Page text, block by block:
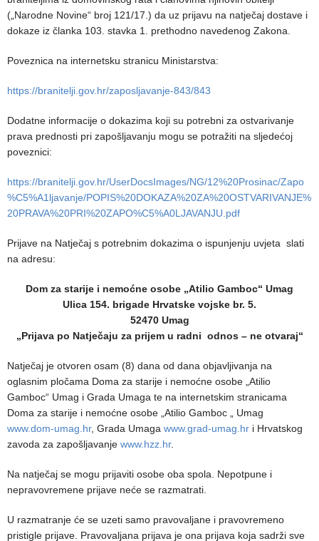
(„Narodne Novine“ broj 121/17.) da uz prijavu na natječaj dostave i
dokaze iz članka 103. stavka 1. prethodno navedenog Zakona.
Poveznica na internetsku stranicu Ministarstva:
https://branitelji.gov.hr/zaposljavanje-843/843
Dodatne informacije o dokazima koji su potrebni za ostvarivanje
prava prednosti pri zapošljavanju mogu se potražiti na sljedećoj
poveznici:
https://branitelji.gov.hr/UserDocsImages/NG/12%20Prosinac/Zapo
%C5%A1ljavanje/POPIS%20DOKAZA%20ZA%20OSTVARIVANJE%
20PRAVA%20PRI%20ZAPO%C5%A0LJAVANJU.pdf
Prijave na Natječaj s potrebnim dokazima o ispunjenju uvjeta slati
na adresu:
Dom za starije i nemoćne osobe „Atilio Gamboc“ Umag
Ulica 154. brigade Hrvatske vojske br. 5.
52470 Umag
„Prijava po Natječaju za prijem u radni odnos – ne otvaraj“
Natječaj je otvoren osam (8) dana od dana objavljivanja na
oglasnim pločama Doma za starije i nemoćne osobe „Atilio
Gamboc“ Umag i Grada Umaga te na internetskim stranicama
Doma za starije i nemoćne osobe „Atilio Gamboc „ Umag
www.dom-umag.hr, Grada Umaga www.grad-umag.hr i Hrvatskog
zavoda za zapošljavanje www.hzz.hr.
Na natječaj se mogu prijaviti osobe oba spola. Nepotpune i
nepravovremene prijave neće se razmatrati.
U razmatranje će se uzeti samo pravovaljane i pravovremeno
pristigle prijave. Pravovaljana prijava je ona prijava koja sadrži sve